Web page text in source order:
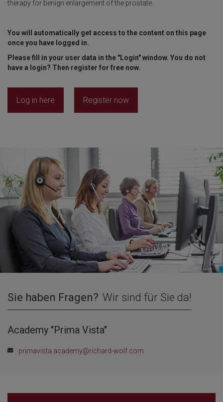
therapy for benign enlargement of the prostate.
You will automatically get access to the content on this page
once you have logged in.
Please fill in your user data in the "Login" window. You do not
have a login? Then register for free now.
Log in here Register now
Sie haben Fragen? Wir sind für Sie da!
Academy "Prima Vista"
primavista.academy@richard-wolf.com